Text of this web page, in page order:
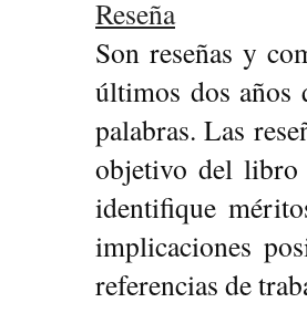
Reseña
Son reseñas y
últimos dos años
palabras. Las
objetivo del libro
identifique
implicaciones
referencias de